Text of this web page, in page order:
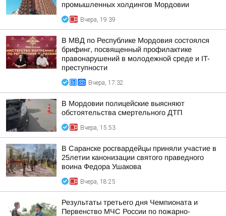
промышленных холдингов Мордовии
Вчера, 19:39
В МВД по Республике Мордовия состоялся
брифинг, посвященный профилактике
правонарушений в молодежной среде и IT-
преступности
Вчера, 17:32
В Мордовии полицейские выясняют
обстоятельства смертельного ДТП
Вчера, 15:53
В Саранске росгвардейцы приняли участие в
25летии канонизации святого праведного
воина Федора Ушакова
Вчера, 18:25
Результаты третьего дня Чемпионата и
Первенство МЧС России по пожарно-